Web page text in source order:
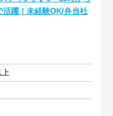
躍！未経験OK/弁当社
上